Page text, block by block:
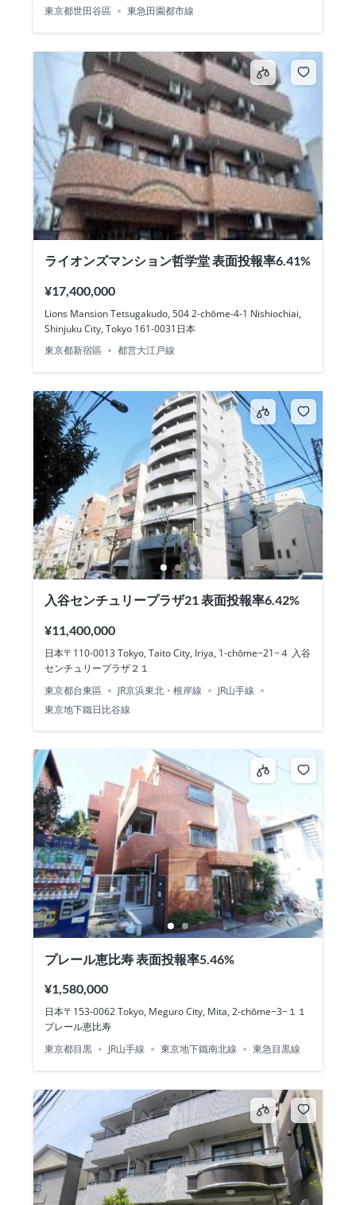
東京都世田谷區
東急田園都市線
ライオンズマンション哲学堂 表面投報率6.41%
¥17,400,000
Lions Mansion Tetsugakudo, 504 2-chōme-4-1 Nishiochiai,
Shinjuku City, Tokyo 161-0031日本
東京都新宿區
都営大江戸線
入谷センチュリープラザ21 表面投報率6.42%
¥11,400,000
日本〒110-0013 Tokyo, Taito City, Iriya, 1-chōme−21−４ 入谷
センチュリープラザ２１
東京都台東區
JR京浜東北・根岸線
JR山手線
東京地下鐵日比谷線
プレール恵比寿 表面投報率5.46%
¥1,580,000
日本〒153-0062 Tokyo, Meguro City, Mita, 2-chōme−3−１１
プレール恵比寿
東京都目黒
JR山手線 東京地下鐵南北線 東急目黒線